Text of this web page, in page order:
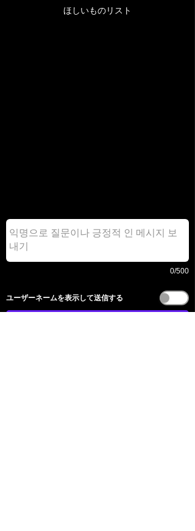
ほしいものリスト
0/500
​ユーザーネームを表示して送信する